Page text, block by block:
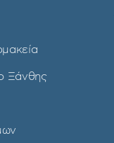
Ξάνθης